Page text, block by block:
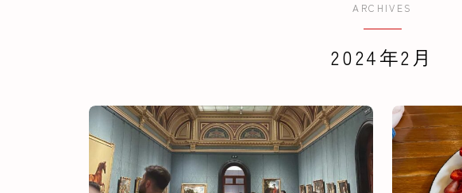
ARCHIVES
2024年2月